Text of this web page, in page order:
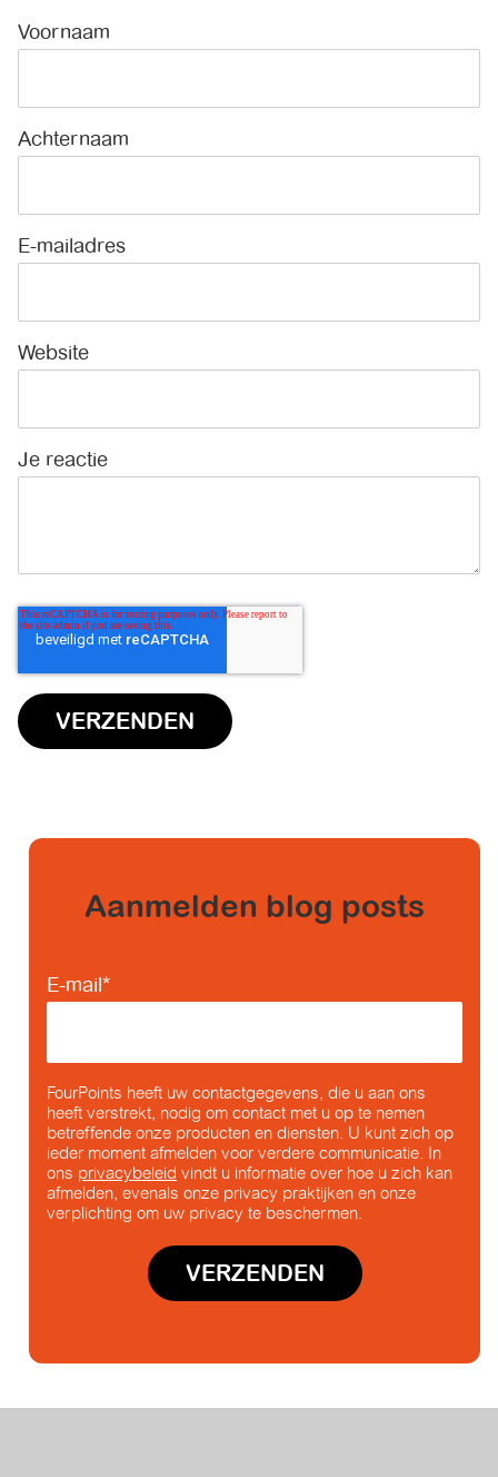
Voornaam
Achternaam
E-mailadres
Website
Je reactie
Aanmelden blog posts
E-mail*
FourPoints heeft uw contactgegevens, die u aan ons
heeft verstrekt, nodig om contact met u op te nemen
betreffende onze producten en diensten. U kunt zich op
ieder moment afmelden voor verdere communicatie. In
ons privacybeleid vindt u informatie over hoe u zich kan
afmelden, evenals onze privacy praktijken en onze
verplichting om uw privacy te beschermen.